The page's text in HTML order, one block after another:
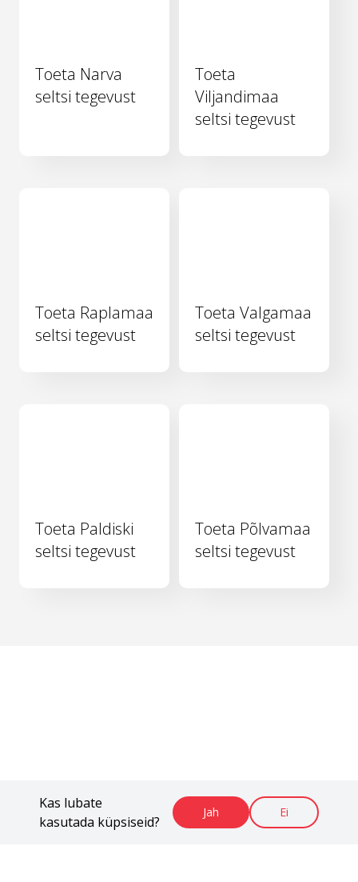
Kas lubate
kasutada küpsiseid?
Jah Ei
Toeta Narva
seltsi tegevust
Toeta
Viljandimaa
seltsi tegevust
Toeta Raplamaa
seltsi tegevust
Toeta Valgamaa
seltsi tegevust
Toeta Paldiski
seltsi tegevust
Toeta Põlvamaa
seltsi tegevust